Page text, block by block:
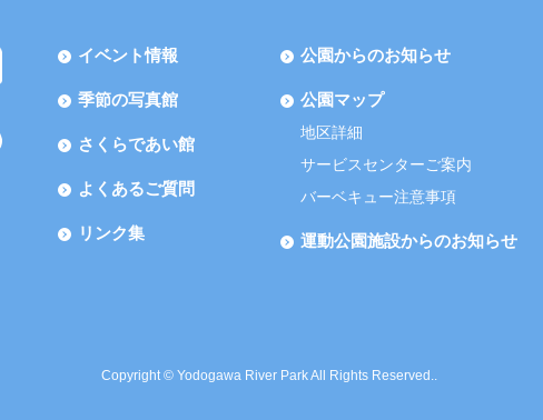
イベント情報
季節の写真館
さくらであい館
よくあるご質問
リンク集
公園からのお知らせ
公園マップ
地区詳細
サービスセンターご案内
バーベキュー注意事項
運動公園施設からのお知らせ
Copyright © Yodogawa River Park All Rights Reserved..